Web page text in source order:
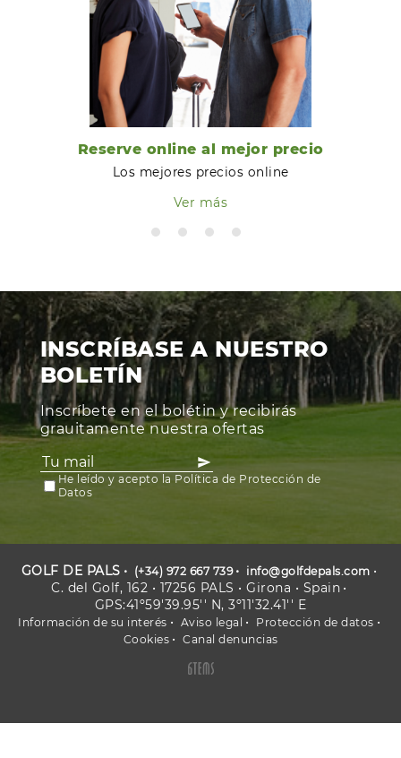
Reserve online al mejor precio
Los mejores precios online
Ver más
INSCRÍBASE A NUESTRO
BOLETÍN
Inscríbete en el bolétin y recibirás
grauitamente nuestra ofertas
He leído y acepto la Política de Protección de
Datos
GOLF DE PALS (+34) 972 667 739 info@golfdepals.com
C. del Golf, 162 • 17256 PALS • Girona • Spain
GPS:41º59'39.95'' N, 3º11'32.41'' E
Información de su interés Aviso legal
Protección de datos
Cookies
Canal denuncias